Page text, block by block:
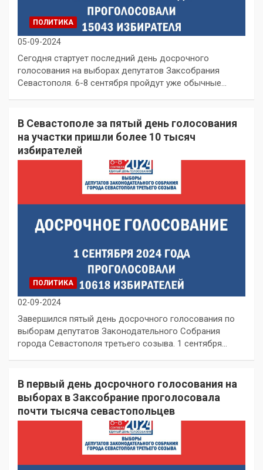
ПОЛИТИКА
05-09-2024
Сегодня стартует последний день досрочного
голосования на выборах депутатов Заксобрания
Севастополя. 6-8 сентября пройдут уже обычные…
В Севастополе за пятый день голосования
на участки пришли более 10 тысяч
избирателей
ПОЛИТИКА
02-09-2024
Завершился пятый день досрочного голосования по
выборам депутатов Законодательного Собрания
города Севастополя третьего созыва. 1 сентября…
В первый день досрочного голосования на
выборах в Заксобрание проголосовала
почти тысяча севастопольцев